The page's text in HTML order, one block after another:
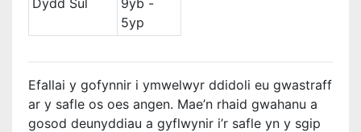
Dydd Sul
9yb -
5yp
Efallai y gofynnir i ymwelwyr ddidoli eu gwastraff
ar y safle os oes angen. Mae’n rhaid gwahanu a
gosod deunyddiau a gyflwynir i’r safle yn y sgip